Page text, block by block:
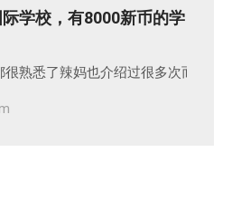
学校，有8000新币的学
很熟悉了辣妈也介绍过很多次而且